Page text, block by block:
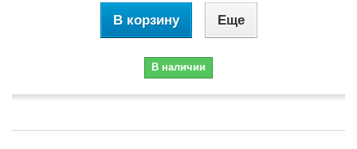
В корзину Еще
В наличии